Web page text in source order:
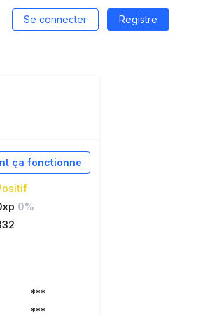
Se connecter Registre
ça fonctionne
0%
***
***